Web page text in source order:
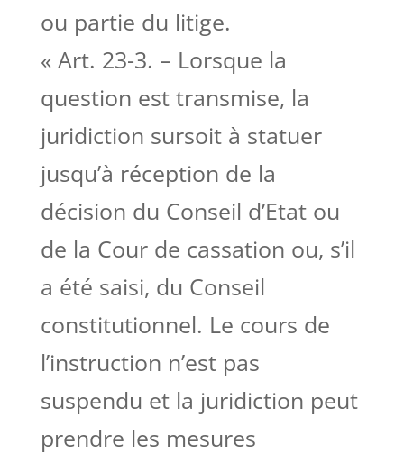
ou partie du litige.
« Art. 23-3. – Lorsque la
question est transmise, la
juridiction sursoit à statuer
jusqu’à réception de la
décision du Conseil d’Etat ou
de la Cour de cassation ou, s’il
a été saisi, du Conseil
constitutionnel. Le cours de
l’instruction n’est pas
suspendu et la juridiction peut
prendre les mesures